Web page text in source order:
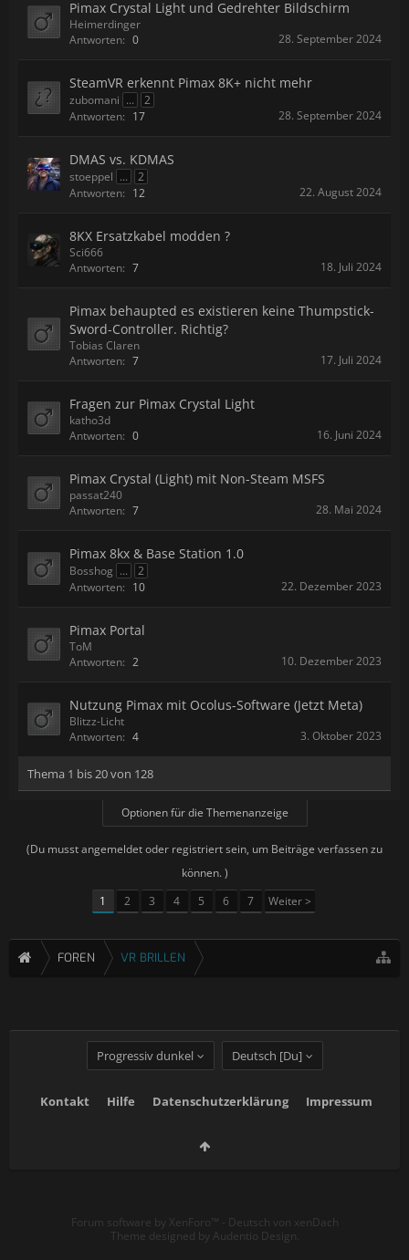
Pimax Crystal Light und Gedrehter Bildschirm
Heimerdinger
Antworten: 0 28. September 2024
SteamVR erkennt Pimax 8K+ nicht mehr
zubomani ...
2
Antworten: 17 28. September 2024
DMAS vs. KDMAS
stoeppel ...
2
Antworten: 12 22. August 2024
8KX Ersatzkabel modden ?
Sci666
Antworten: 7 18. Juli 2024
Pimax behaupted es existieren keine Thumpstick-
Sword-Controller. Richtig?
Tobias Claren
Antworten: 7 17. Juli 2024
Fragen zur Pimax Crystal Light
katho3d
Antworten: 0 16. Juni 2024
Pimax Crystal (Light) mit Non-Steam MSFS
passat240
Antworten: 7 28. Mai 2024
Pimax 8kx & Base Station 1.0
Bosshog ...
2
Antworten: 10 22. Dezember 2023
Pimax Portal
ToM
Antworten: 2 10. Dezember 2023
Nutzung Pimax mit Ocolus-Software (Jetzt Meta)
Blitzz-Licht
Antworten: 4 3. Oktober 2023
Thema 1 bis 20 von 128
Optionen für die Themenanzeige
(Du musst angemeldet oder registriert sein, um Beiträge verfassen zu
können. )
1
2 3 4 5 6 7 Weiter >
FOREN VR BRILLEN
Progressiv dunkel Deutsch [Du]
Kontakt Hilfe Datenschutzerklärung Impressum
Forum software by XenForo™ - Deutsch von xenDach
Theme designed by Audentio Design.